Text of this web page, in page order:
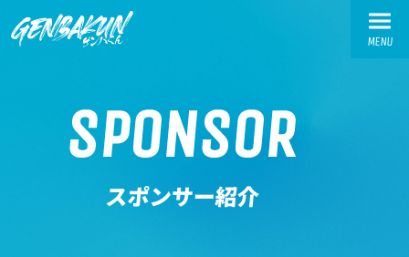
トップ
ゲンバくんとは
MENU
スポンサー紹介
SPONSOR